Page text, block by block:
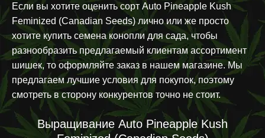
Если вы хотите оценить сорт Auto Pineapple Kush
Feminized (Canadian Seeds) лично или же просто
хотите купить семена конопли для сада, чтобы
разнообразить предлагаемый клиентам ассортимент
шишек, то оформляйте заказ в нашем магазине. Мы
предлагаем лучшие условия для покупок, поэтому
смотреть в сторону конкурентов точно не стоит.
Выращивание Auto Pineapple Kush